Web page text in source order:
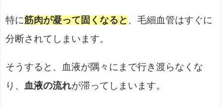
特に筋肉が凝って固くなると
、毛細血管はすぐに
分断されてしまいます。
そうすると、血液が隅々にまで行き渡らなくな
り、
血液の流れが滞ってしまいます。